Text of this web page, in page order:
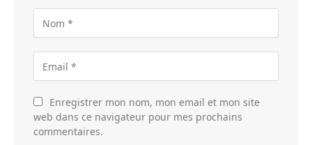
Enregistrer mon nom, mon email et mon site
web dans ce navigateur pour mes prochains
commentaires.